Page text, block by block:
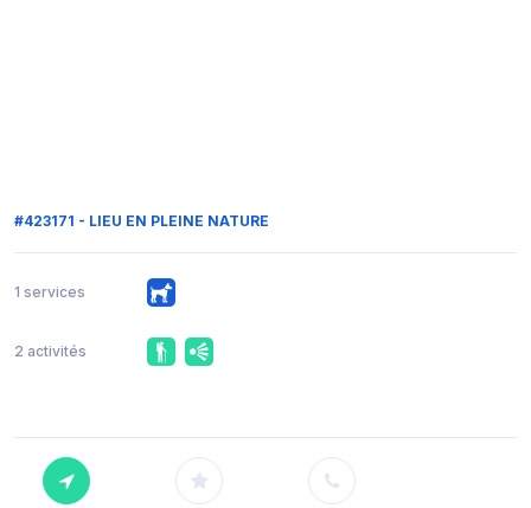
#423171 - LIEU EN PLEINE NATURE
1 services
2 activités